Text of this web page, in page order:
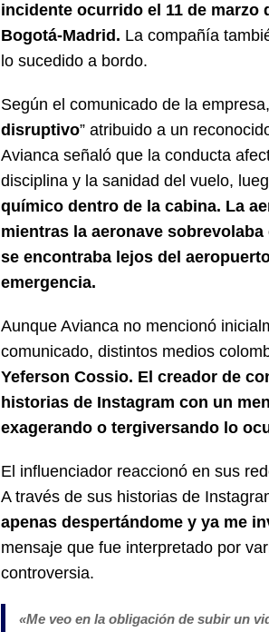
incidente ocurrido el 11 de marzo
Bogotá-Madrid. La compañía
lo sucedido a bordo.
Según el comunicado de la
disruptivo” atribuido a un
Avianca señaló que la conducta
disciplina y la sanidad del vuelo,
químico dentro de la cabina. La
mientras la aeronave
se encontraba lejos del
emergencia.
Aunque Avianca no mencionó
comunicado, distintos medios
Yeferson Cossio. El creador de
historias de Instagram con un
exagerando o tergiversando lo
El influenciador reaccionó en sus
A través de sus historias de
apenas despertándome y ya me
mensaje que fue interpretado por
controversia.
«Me veo en la obligación de subir un